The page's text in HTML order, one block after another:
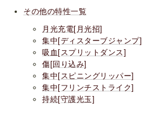
その他の特性一覧
月光充電[月光招]
集中[ディスターブジャンプ]
吸血[スプリットダンス]
傷[回り込み]
集中[スピニングリッパー]
集中[フリンチストライク]
持続[守護光玉]